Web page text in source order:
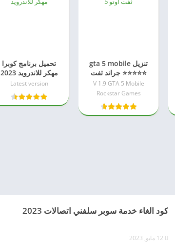
تنزيل gta 5 mobile
⭐⭐⭐⭐⭐ جراند ثفت
أوتو 5 للاندرويد من
ميديا فاير
V 1.9 GTA 5 Mobile
Rockstar Games
تحميل برنامج كوبرا
مهكر للاندرويد 2023
مجانا
Latest version
كود الغاء خدمة سوبر سلفني اتصالات 2023